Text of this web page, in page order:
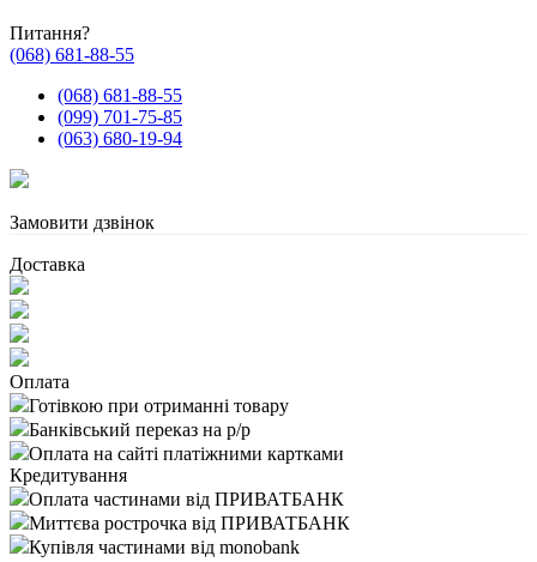
Питання?
(068) 681-88-55
(068) 681-88-55
(099) 701-75-85
(063) 680-19-94
Замовити дзвінок
Доставка
Оплата
Готівкою при отриманні товару
Банківський переказ на р/р
Оплата на сайті платіжними картками
Кредитування
Оплата частинами від ПРИВАТБАНК
Миттєва рострочка від ПРИВАТБАНК
Купівля частинами від monobank